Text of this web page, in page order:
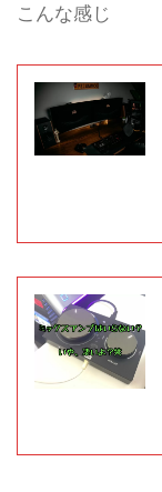
こんな感じ